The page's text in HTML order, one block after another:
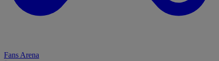
Fans Arena